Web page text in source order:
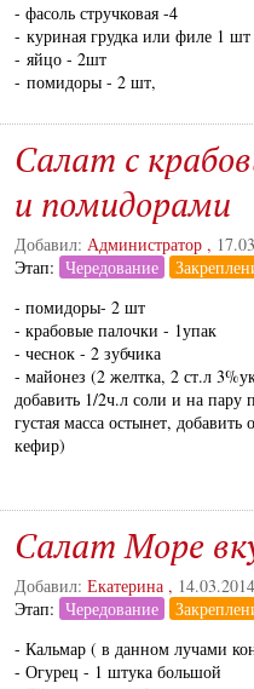
- фасоль стручковая -4
- куриная грудка или филе 1 шт
- яйцо - 2шт
- помидоры - 2 шт,
Cалат с
и помидорами
Добавил: Администратор ,
Этап: Чередование
- помидоры- 2 шт
- крабовые палочки - 1упак
- чеснок - 2 зубчика
- майонез (2 желтка, 2 ст.л
добавить 1/2ч.л соли и на пару
густая масса остынет,
кефир)
Салат Море
Добавил: Екатерина , 14.03.2014
Этап: Чередование
- Кальмар ( в данном лучами
- Огурец - 1 штука большой